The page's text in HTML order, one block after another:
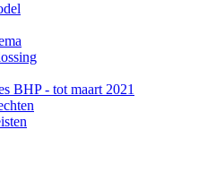
BHP - tot maart 2021